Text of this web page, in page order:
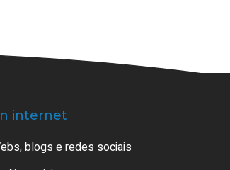
internet
blogs e redes sociais